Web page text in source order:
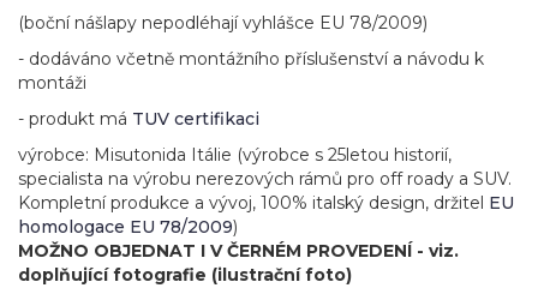
(boční nášlapy nepodléhají vyhlášce EU 78/2009)
- dodáváno včetně montážního příslušenství a návodu k
montáži
- produkt má TUV certifikaci
výrobce: Misutonida Itálie (výrobce s 25letou historií,
specialista na výrobu nerezových rámů pro off roady a SUV.
Kompletní produkce a vývoj, 100% italský design, držitel EU
homologace EU 78/2009)
MOŽNO OBJEDNAT I V ČERNÉM PROVEDENÍ - viz.
doplňující fotografie (ilustrační foto)